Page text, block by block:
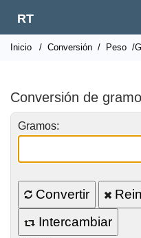
RT
Inicio / Conversión / Peso /
Conversión de
Gramos:
Convertir
Intercambiar